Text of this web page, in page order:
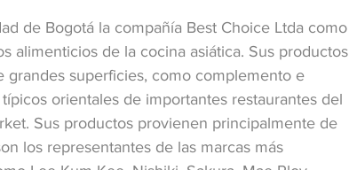
de Bogotá la compañía Best Choice Ltda como
alimenticios de la cocina asiática. Sus productos
grandes superficies, como complemento e
orientales de importantes restaurantes del
Sus productos provienen principalmente de
los representantes de las marcas más